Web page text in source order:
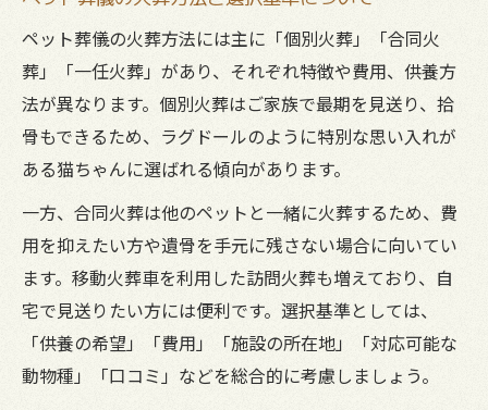
ペット葬儀の火葬方法には主に「個別火葬」「合同火
葬」「一任火葬」があり、それぞれ特徴や費用、供養方
法が異なります。個別火葬はご家族で最期を見送り、拾
骨もできるため、ラグドールのように特別な思い入れが
ある猫ちゃんに選ばれる傾向があります。
一方、合同火葬は他のペットと一緒に火葬するため、費
用を抑えたい方や遺骨を手元に残さない場合に向いてい
ます。移動火葬車を利用した訪問火葬も増えており、自
宅で見送りたい方には便利です。選択基準としては、
「供養の希望」「費用」「施設の所在地」「対応可能な
動物種」「口コミ」などを総合的に考慮しましょう。